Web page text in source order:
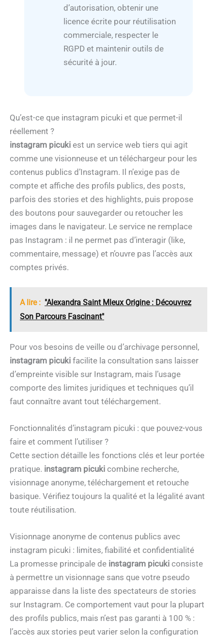
d’autorisation, obtenir une
licence écrite pour réutilisation
commerciale, respecter le
RGPD et maintenir outils de
sécurité à jour.
Qu’est-ce que instagram picuki et que permet-il
réellement ?
instagram picuki est un service web tiers qui agit
comme une visionneuse et un téléchargeur pour les
contenus publics d’Instagram. Il n’exige pas de
compte et affiche des profils publics, des posts,
parfois des stories et des highlights, puis propose
des boutons pour sauvegarder ou retoucher les
images dans le navigateur. Le service ne remplace
pas Instagram : il ne permet pas d’interagir (like,
commentaire, message) et n’ouvre pas l’accès aux
comptes privés.
A lire : "Alexandra Saint Mleux Origine : Découvrez
Son Parcours Fascinant"
Pour vos besoins de veille ou d’archivage personnel,
instagram picuki facilite la consultation sans laisser
d’empreinte visible sur Instagram, mais l’usage
comporte des limites juridiques et techniques qu’il
faut connaître avant tout téléchargement.
Fonctionnalités d’instagram picuki : que pouvez-vous
faire et comment l’utiliser ?
Cette section détaille les fonctions clés et leur portée
pratique. instagram picuki combine recherche,
visionnage anonyme, téléchargement et retouche
basique. Vérifiez toujours la qualité et la légalité avant
toute réutilisation.
Visionnage anonyme de contenus publics avec
instagram picuki : limites, fiabilité et confidentialité
La promesse principale de instagram picuki consiste
à permettre un visionnage sans que votre pseudo
apparaisse dans la liste des spectateurs de stories
sur Instagram. Ce comportement vaut pour la plupart
des profils publics, mais n’est pas garanti à 100 % :
l’accès aux stories peut varier selon la configuration